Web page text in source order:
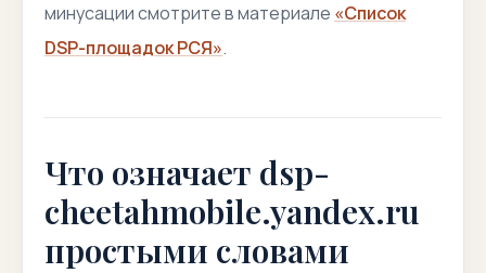
минусации смотрите в материале «Список
DSP-площадок РСЯ».
Что означает dsp-
cheetahmobile.yandex.ru
простыми словами